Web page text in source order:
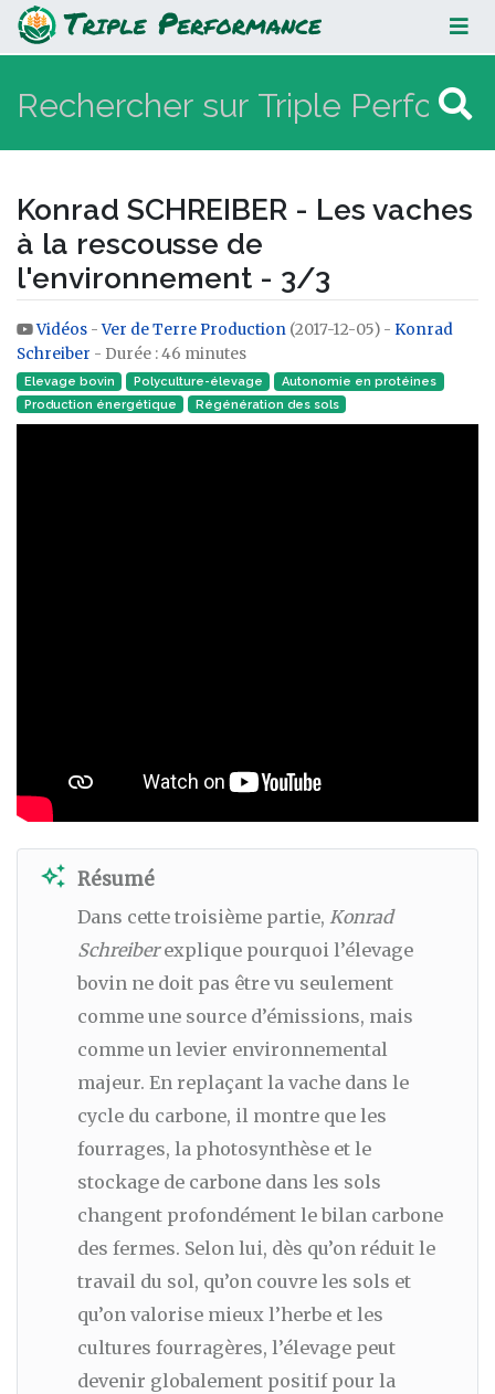
Konrad SCHREIBER - Les vaches à la
rescousse de l'environnement - 3/3
Konrad SCHREIBER - Les vaches
à la rescousse de
l'environnement - 3/3
Aller à :navigation,rechercher
Vidéos -Ver de Terre Production (2017-12-05) - Konrad
Schreiber - Durée : 46 minutes
Elevage bovin Polyculture-élevage
Autonomie en protéines
Production énergétique
Régénération des sols
auto_awesome Résumé
Dans cette troisième partie, Konrad
Schreiberexplique pourquoi l’élevage
bovin ne doit pas être vu seulement
comme une source d’émissions, mais
comme un levier environnemental
majeur. En replaçant la vache dans le
cycle du carbone, il montre que les
fourrages, la photosynthèse et le
stockage de carbone dans les sols
changent profondément le bilan carbone
des fermes. Selon lui, dès qu’on réduit le
travail du sol, qu’on couvre les sols et
qu’on valorise mieux l’herbe et les
cultures fourragères, l’élevage peut
devenir globalement positif pour la